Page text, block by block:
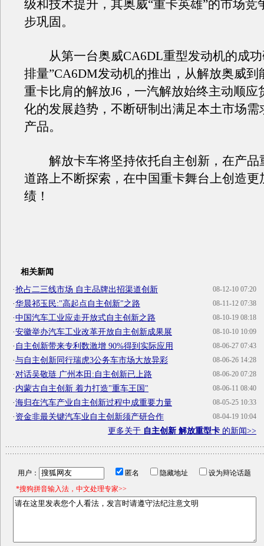
级和技术提升，其奥威“重卡英雄”的市场竞
步巩固。
从第一台奥威CA6DL重型发动机的成功
排量”CA6DM发动机的推出，从解放奥威到
重卡比肩的解放J6，一汽解放始终主动顺应
化的发展趋势，不断研制出满足本土市场需
产品。
解放卡车将坚持依托自主创新，在产品
道路上不断探索，在中国重卡舞台上创造更
绩！
相关新闻
08-12-10 07:20
·抢占二三线市场 自主品牌出招渠道创新
08-11-12 07:38
·华晨祁玉民:"高起点自主创新"之路
08-10-19 08:18
·中国汽车工业应走开放式自主创新之路
08-10-10 10:09
·安徽举办汽车工业改革开放自主创新成果展
08-06-27 07:43
· 自主创新带来专利数激增 90%得到实际应用
08-06-26 14:28
·与自主创新同行瑞虎3公务车市场大放异彩
08-06-20 07:28
·对话吴敬琏 广州本田:自主创新已上路
08-06-11 08:40
·内蒙古自主创新 着力打造"重车王国"
08-05-25 10:33
·海归在汽车产业自主创新过程中成重要力量
08-04-19 10:04
·资金非最关键汽车业自主创新须产研合作
更多关于 自主创新 解放重型卡 的新闻>>
用户： 匿名 隐藏地址
设为辩论话题
*搜狗拼音输入法，中文处理专家>>